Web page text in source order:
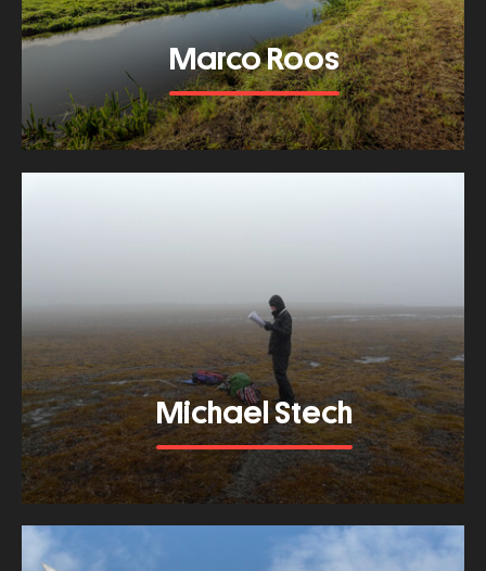
Marco Roos
Meer tonenabout
Marco
Michael Stech
Meer tonen
about
Michael
Stech